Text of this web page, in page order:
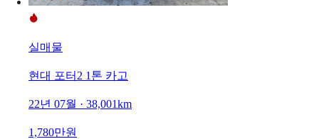
실매물
현대 포터2 1톤 카고
22년 07월 · 38,001km
1,780만원